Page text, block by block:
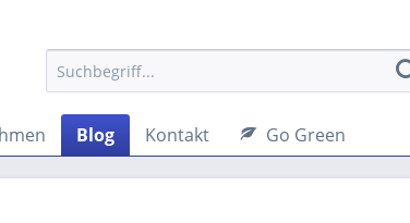
Blog Kontakt Go Green